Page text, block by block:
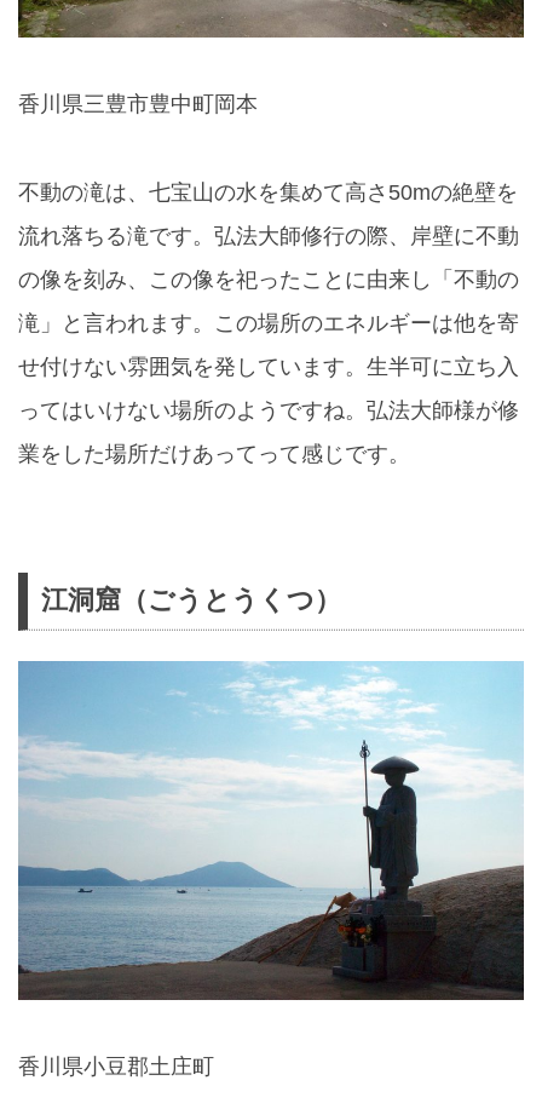
香川県三豊市豊中町岡本
不動の滝は、七宝山の水を集めて高さ50mの絶壁を
流れ落ちる滝です。弘法大師修行の際、岸壁に不動
の像を刻み、この像を祀ったことに由来し「不動の
滝」と言われます。この場所のエネルギーは他を寄
せ付けない雰囲気を発しています。生半可に立ち入
ってはいけない場所のようですね。弘法大師様が修
業をした場所だけあってって感じです。
江洞窟（ごうとうくつ）
香川県小豆郡土庄町